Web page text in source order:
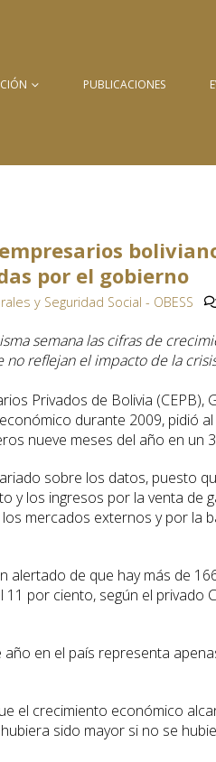
PUBLICACIONES
por el gobierno
y Seguridad Social - OBESS
semana las cifras de
reflejan el impacto de la
Privados de Bolivia (CEPB),
durante 2009, pidió
nueve meses del año en un
sobre los datos, puesto
y los ingresos por la venta de
mercados externos y por la
alertado de que hay más de
por ciento, según el privado
en el país representa
el crecimiento económico
sido mayor si no se